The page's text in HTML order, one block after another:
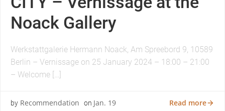
Noack Gallery
Werkstattgalerie Hermann Noack, Am Spreebord 9, 10589
Berlin – Vernissage on 25 January 2024 – 18:00 – 21:00
– Welcome […]
by Recommendation on Jan. 19 Read more